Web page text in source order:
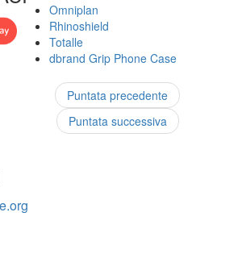
Omniplan
Rhinoshield
Totalle
dbrand Grip Phone Case
Puntata precedente
Puntata successiva